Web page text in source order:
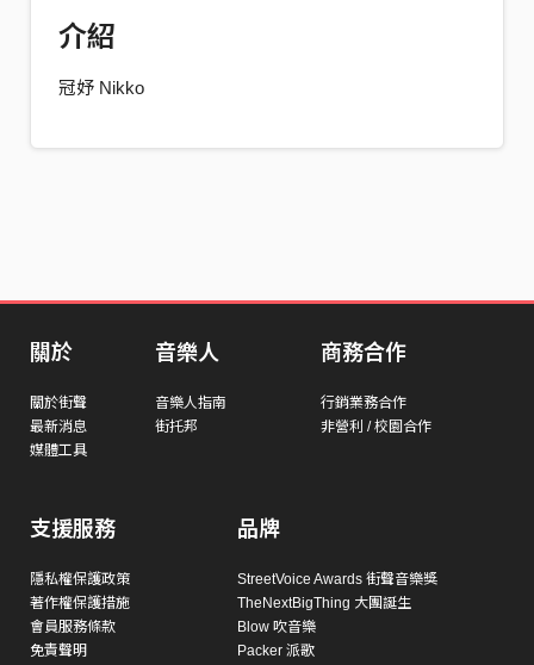
介紹
冠妤 Nikko
關於
關於街聲
最新消息
媒體工具
音樂人
音樂人指南
街托邦
商務合作
行銷業務合作
非營利 / 校園合作
支援服務
隱私權保護政策
著作權保護措施
會員服務條款
免責聲明
品牌
StreetVoice Awards 街聲音樂獎
TheNextBigThing 大團誕生
Blow 吹音樂
Packer 派歌